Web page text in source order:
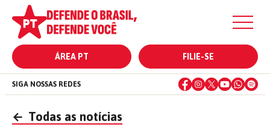
ÁREA PT FILIE-SE
SIGA NOSSAS REDES
← Todas as notícias